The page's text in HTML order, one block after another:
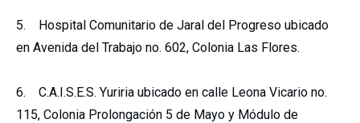
5. Hospital Comunitario de Jaral del Progreso ubicado
en Avenida del Trabajo no. 602, Colonia Las Flores.
6. C.A.I.S.E.S. Yuriria ubicado en calle Leona Vicario no.
115, Colonia Prolongación 5 de Mayo y Módulo de